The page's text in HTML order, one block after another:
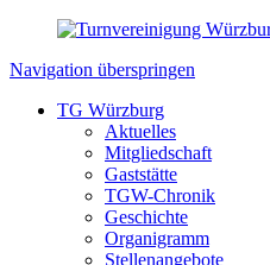
Navigation überspringen
TG Würzburg
Aktuelles
Mitgliedschaft
Gaststätte
TGW-Chronik
Geschichte
Organigramm
Stellenangebote